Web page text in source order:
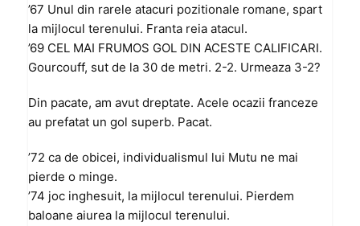
’67 Unul din rarele atacuri pozitionale romane, spart
la mijlocul terenului. Franta reia atacul.
’69 CEL MAI FRUMOS GOL DIN ACESTE CALIFICARI.
Gourcouff, sut de la 30 de metri. 2-2. Urmeaza 3-2?
Din pacate, am avut dreptate. Acele ocazii franceze
au prefatat un gol superb. Pacat.
’72 ca de obicei, individualismul lui Mutu ne mai
pierde o minge.
’74 joc inghesuit, la mijlocul terenului. Pierdem
baloane aiurea la mijlocul terenului.